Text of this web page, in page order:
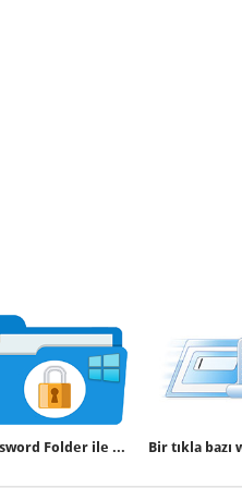
Password Folder ile Klasörlerinizi şifreyle koruyun